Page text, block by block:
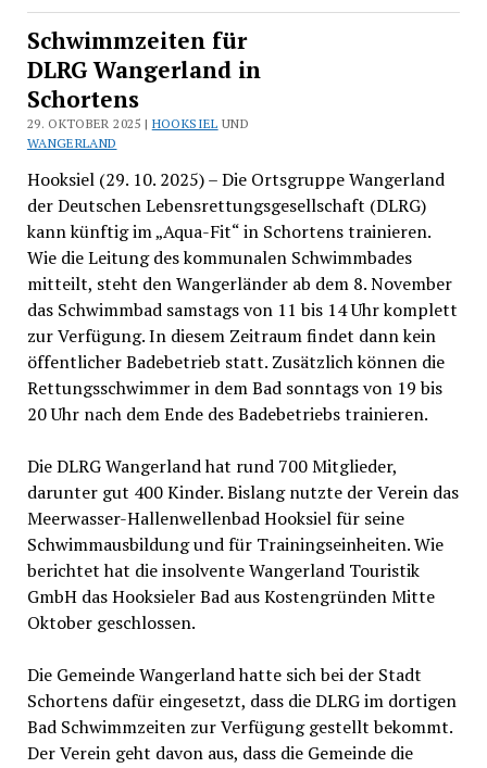
Schwimmzeiten für
DLRG Wangerland in
Schortens
29. OKTOBER 2025 | HOOKSIEL UND
WANGERLAND
Hooksiel (29. 10. 2025) – Die Ortsgruppe Wangerland
der Deutschen Lebensrettungsgesellschaft (DLRG)
kann künftig im „Aqua-Fit“ in Schortens trainieren.
Wie die Leitung des kommunalen Schwimmbades
mitteilt, steht den Wangerländer ab dem 8. November
das Schwimmbad samstags von 11 bis 14 Uhr komplett
zur Verfügung. In diesem Zeitraum findet dann kein
öffentlicher Badebetrieb statt. Zusätzlich können die
Rettungsschwimmer in dem Bad sonntags von 19 bis
20 Uhr nach dem Ende des Badebetriebs trainieren.
Die DLRG Wangerland hat rund 700 Mitglieder,
darunter gut 400 Kinder. Bislang nutzte der Verein das
Meerwasser-Hallenwellenbad Hooksiel für seine
Schwimmausbildung und für Trainingseinheiten. Wie
berichtet hat die insolvente Wangerland Touristik
GmbH das Hooksieler Bad aus Kostengründen Mitte
Oktober geschlossen.
Die Gemeinde Wangerland hatte sich bei der Stadt
Schortens dafür eingesetzt, dass die DLRG im dortigen
Bad Schwimmzeiten zur Verfügung gestellt bekommt.
Der Verein geht davon aus, dass die Gemeinde die